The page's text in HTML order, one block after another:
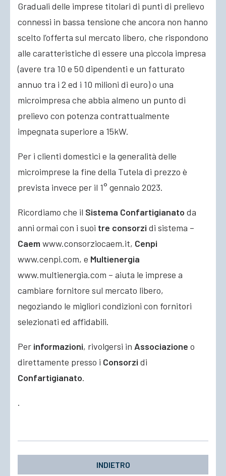
Graduali delle imprese titolari di punti di prelievo
connessi in bassa tensione che ancora non hanno
scelto l’offerta sul mercato libero, che rispondono
alle caratteristiche di essere una piccola impresa
(avere tra 10 e 50 dipendenti e un fatturato
annuo tra i 2 ed i 10 milioni di euro) o una
microimpresa che abbia almeno un punto di
prelievo con potenza contrattualmente
impegnata superiore a 15kW.
Per i clienti domestici e la generalità delle
microimprese la fine della Tutela di prezzo è
prevista invece per il 1° gennaio 2023.
Ricordiamo che il Sistema Confartigianato da
anni ormai con i suoi tre consorzi di sistema –
Caem www.consorziocaem.it, Cenpi
www.cenpi.com, e Multienergia
www.multienergia.com – aiuta le imprese a
cambiare fornitore sul mercato libero,
negoziando le migliori condizioni con fornitori
selezionati ed affidabili.
Per informazioni, rivolgersi in Associazione o
direttamente presso i Consorzi di
Confartigianato.
.
INDIETRO